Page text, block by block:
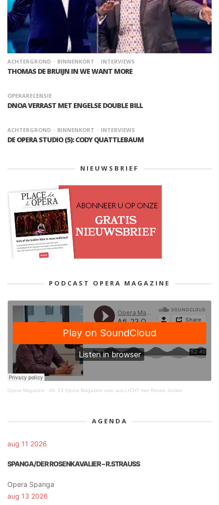
ACHTERGROND BINNENKORT INTERVIEWS
THOMAS DE BRUIJN IN WE WANT MORE
OPERARECENSIE
DNOA VERRAST MET ENGELSE DOUBLE BILL
ACHTERGROND BINNENKORT INTERVIEWS
DE OPERA STUDIO (5): CODY QUATTLEBAUM
NIEUWSBRIEF
PODCAST OPERA MAGAZINE
Opera Magazine · Afl. 23 Opera Magazine over aus LICHT met Renee Jonker
AGENDA
aug 11 2026
SPANGA/DER ROSENKAVALIER – R.STRAUSS
Opera Spanga
aug 13 2026